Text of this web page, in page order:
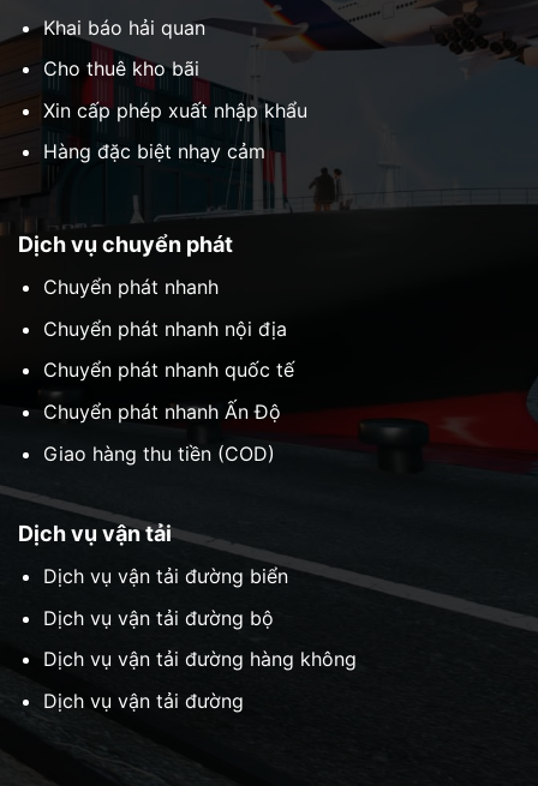
Dịch vụ chuyển phát
Chuyển phát nhanh
Chuyển phát nhanh nội địa
Chuyển phát nhanh quốc tế
Chuyển phát nhanh Ấn Độ
Giao hàng thu tiền (COD)
Dịch vụ vận tải
Dịch vụ vận tải đường biển
Dịch vụ vận tải đường bộ
Dịch vụ vận tải đường hàng không
Dịch vụ vận tải đường
Khai báo hải quan
Cho thuê kho bãi
Xin cấp phép xuất nhập khẩu
Hàng đặc biệt nhạy cảm